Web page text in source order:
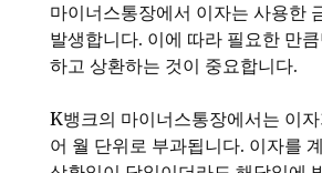
마이너스통장에서 이자는 사용한
발생합니다. 이에 따라 필요한 만
하고 상환하는 것이 중요합니다.
K뱅크의 마이너스통장에서는 이
어 월 단위로 부과됩니다. 이자를